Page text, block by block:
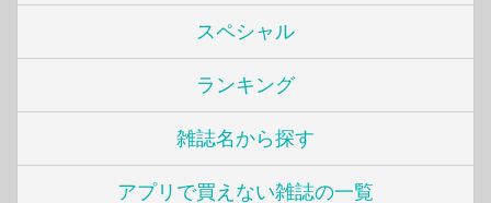
スペシャル
ランキング
雑誌名から探す
アプリで買えない雑誌の一覧